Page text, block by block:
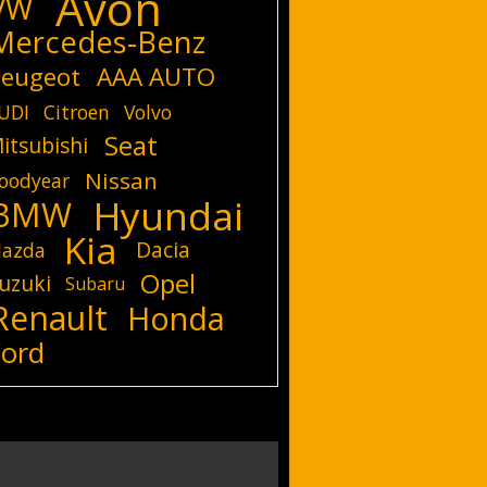
Benz
AAA AUTO
Citroen Volvo
Seat
Nissan
Hyundai
Kia
Dacia
Subaru Opel
Honda